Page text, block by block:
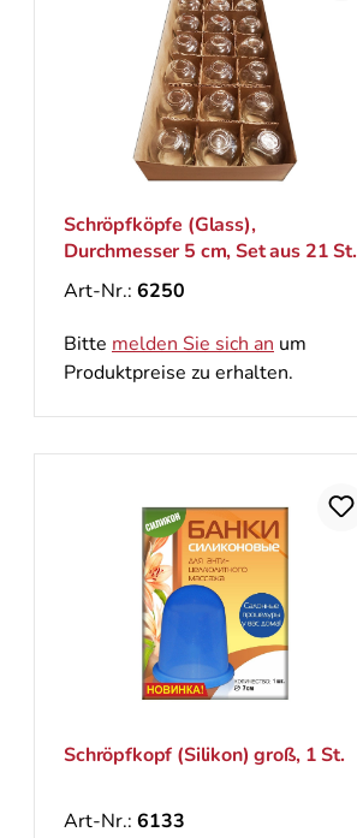
Schröpfköpfe (Glass),
Durchmesser 5 cm, Set aus 21 St.
Art-Nr.: 6250
Bitte melden Sie sich an um
Produktpreise zu erhalten.
Schröpfkopf (Silikon) groß, 1 St.
Art-Nr.: 6133